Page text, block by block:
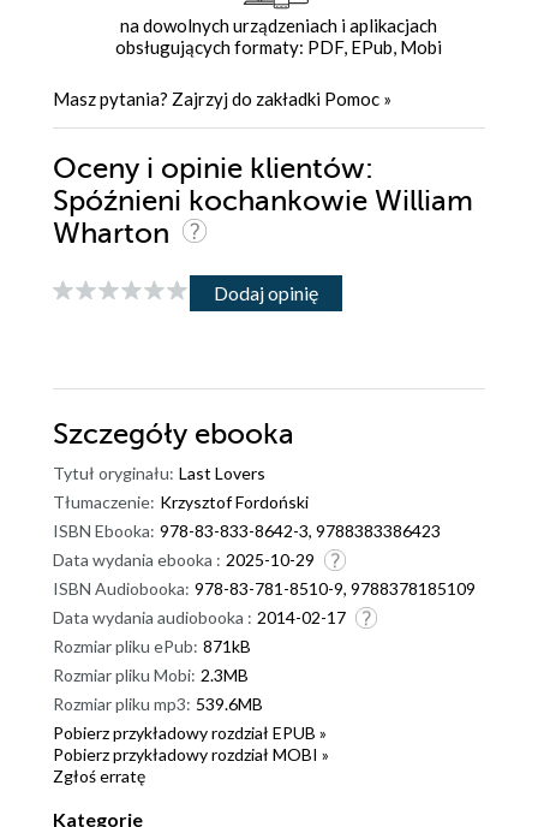
na dowolnych urządzeniach i aplikacjach
obsługujących formaty: PDF, EPub, Mobi
Masz pytania? Zajrzyj do zakładki Pomoc »
Oceny i opinie klientów:
Spóźnieni kochankowie William
Wharton
Dodaj opinię
Szczegóły ebooka
Tytuł oryginału: Last Lovers
Tłumaczenie: Krzysztof Fordoński
ISBN Ebooka: 978-83-833-8642-3, 9788383386423
Data wydania ebooka : 2025-10-29
ISBN Audiobooka: 978-83-781-8510-9, 9788378185109
Data wydania audiobooka : 2014-02-17
Rozmiar pliku ePub: 871kB
Rozmiar pliku Mobi: 2.3MB
Rozmiar pliku mp3: 539.6MB
Pobierz przykładowy rozdział EPUB »
Pobierz przykładowy rozdział MOBI »
Zgłoś erratę
Kategorie